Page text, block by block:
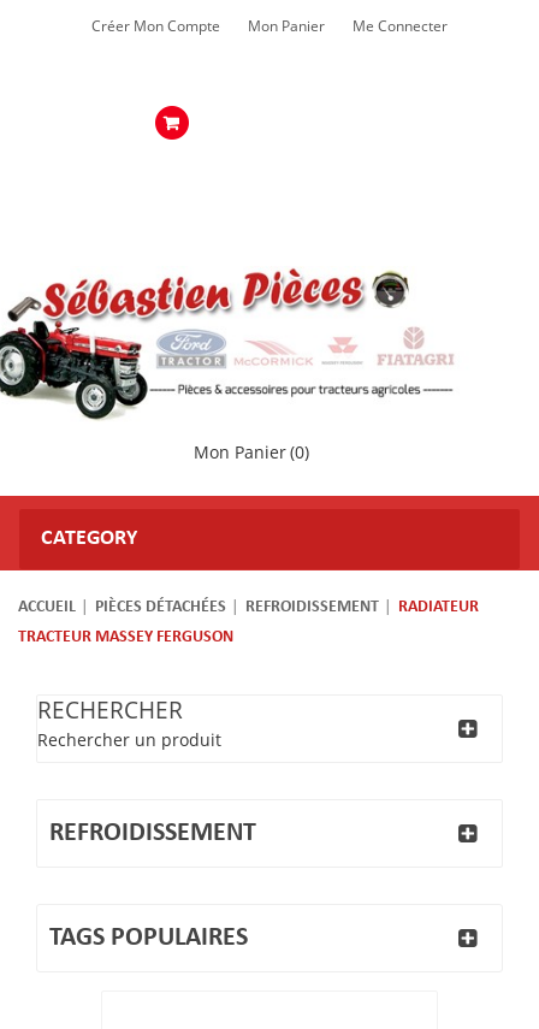
Créer Mon Compte Mon Panier Me Connecter
Mon Panier(0)
CATEGORY
ACCUEIL PIÈCES DÉTACHÉES REFROIDISSEMENT
RADIATEUR
TRACTEUR MASSEY FERGUSON
RECHERCHER
Rechercher un produit
REFROIDISSEMENT
TAGS POPULAIRES